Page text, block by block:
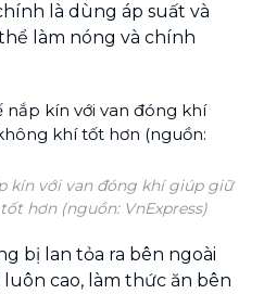
là dùng áp suất và
làm nóng và chính
kín với van đóng khí giúp giữ
hơn (nguồn: VnExpress)
bị lan tỏa ra bên ngoài
cao, làm thức ăn bên